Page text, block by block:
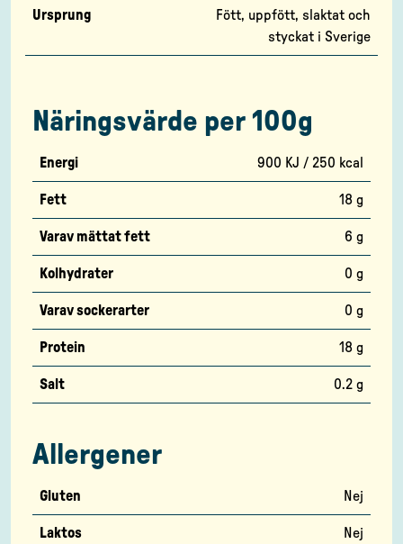
Ursprung
Fött, uppfött, slaktat och
styckat i Sverige
Näringsvärde per 100g
Energi 900 KJ / 250 kcal
Fett 18 g
Varav mättat fett 6 g
Kolhydrater 0 g
Varav sockerarter 0 g
Protein 18 g
Salt 0.2 g
Allergener
Gluten Nej
Laktos Nej